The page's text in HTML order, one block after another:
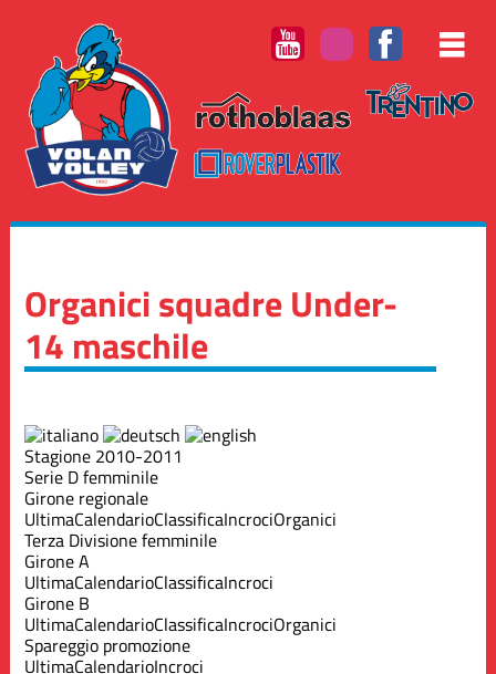
Organici squadre Under-
14 maschile
Stagione 2010-2011
Serie D femminile
Girone regionale
UltimaCalendarioClassificaIncrociOrganici
Terza Divisione femminile
Girone A
UltimaCalendarioClassificaIncroci
Girone B
UltimaCalendarioClassificaIncrociOrganici
Spareggio promozione
UltimaCalendarioIncroci